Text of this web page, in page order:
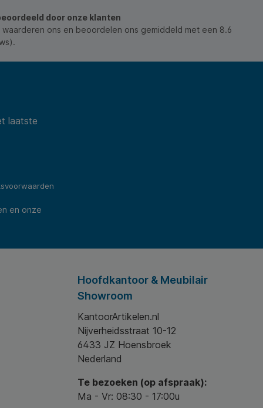
door onze klanten
waarderen ons en beoordelen ons gemiddeld met een 8.6
laatste
en onze
Hoofdkantoor & Meubilair
Showroom
KantoorArtikelen.nl
Nijverheidsstraat 10-12
6433 JZ Hoensbroek
Nederland
Te bezoeken (op afspraak):
Ma - Vr: 08:30 - 17:00u